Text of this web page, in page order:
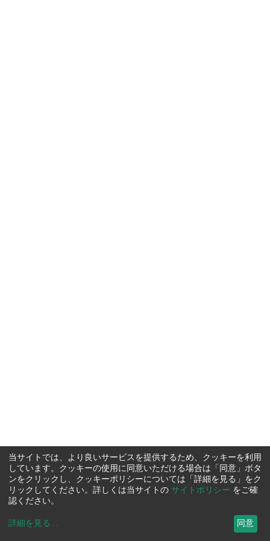
当サイトでは、より良いサービスを提供するため、クッキーを利用
しています。クッキーの使用に同意いただける場合は「同意」ボタ
ンをクリックし、クッキーポリシーについては「詳細を見る」をク
リックしてください。詳しくは当サイトの サイトポリシー をご確
認ください。
詳細を見る ... 同意